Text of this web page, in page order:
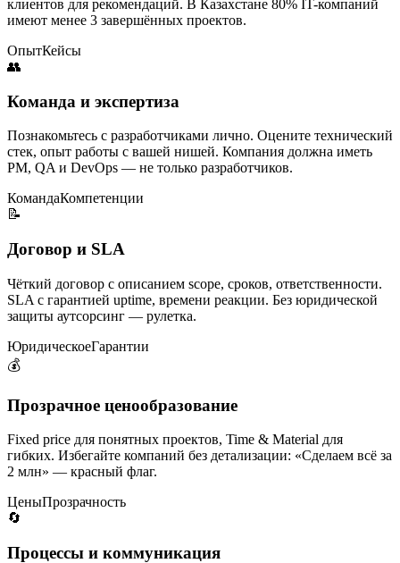
клиентов для рекомендаций. В Казахстане 80% IT-компаний
имеют менее 3 завершённых проектов.
ОпытКейсы
👥
Команда и экспертиза
Познакомьтесь с разработчиками лично. Оцените технический
стек, опыт работы с вашей нишей. Компания должна иметь
PM, QA и DevOps — не только разработчиков.
КомандаКомпетенции
📝
Договор и SLA
Чёткий договор с описанием scope, сроков, ответственности.
SLA с гарантией uptime, времени реакции. Без юридической
защиты аутсорсинг — рулетка.
ЮридическоеГарантии
💰
Прозрачное ценообразование
Fixed price для понятных проектов, Time & Material для
гибких. Избегайте компаний без детализации: «Сделаем всё за
2 млн» — красный флаг.
ЦеныПрозрачность
🔄
Процессы и коммуникация